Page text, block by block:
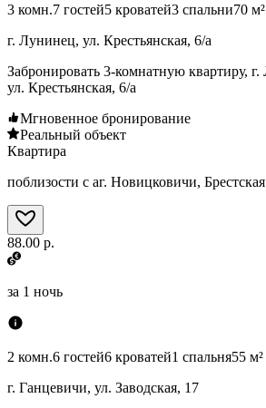
3 комн.7 гостей5 кроватей3 спальни70 м²
г. Лунинец, ул. Крестьянская, 6/а
Забронировать 3-комнатную квартиру,
ул. Крестьянская, 6/а
Мгновенное бронирование
Реальный объект
Квартира
поблизости с аг. Новицковичи,
88.00 р.
за 1 ночь
2 комн.6 гостей6 кроватей1 спальня55 м²
г. Ганцевичи, ул. Заводская, 17